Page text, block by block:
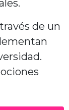
de un